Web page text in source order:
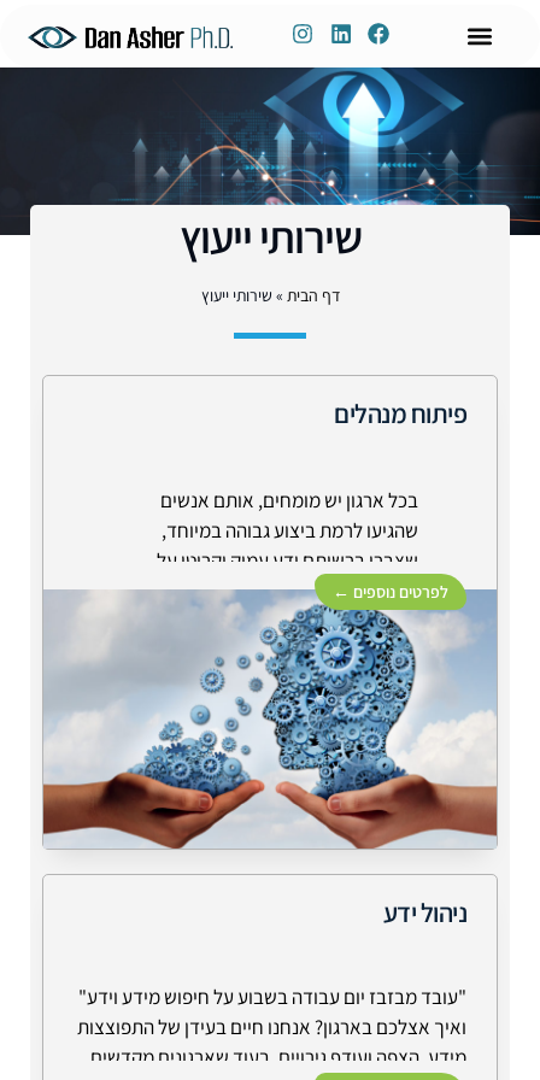
שירותי ייעוץ
דף הבית » שירותי ייעוץ
פיתוח מנהלים
בכל ארגון יש מומחים, אותם אנשים
שהגיעו לרמת ביצוע גבוהה במיוחד,
שצברו ברשותם ידע עמוק וקריטי על
הארגון ודרכי העבודה בארגון. מלקולם
גלדוול הפליא בתיאור שלו את חוק
10,000 השעות, הזמן המינימלי הנדרש
לפיתוח מומחיות. למעשה, מחקרים על
מומחים מראים תמונה הרבה יותר
מורכבת. הידע של מומחים מאורגן
אחרת, הם מסתמכים על סכמות
אוטומטיות ולכן מתקשים לבטא את הידע
שלהם וגם כאשר עושים זאת, הם
איכותי במיוחד (ראו הסבר מה זה ידע
גדול מהמומחים הינם בעלי יכולת
רפלקטיבית וזו נקודת פתיחה טובה
לחילוץ ידע סמוי על דרכי הפעולה שלהם.
ידוע שכדאי לצבור תובנות של מומחים
לפרטים נוספים ←
ניהול ידע
"עובד מבזבז יום עבודה בשבוע על חיפוש מידע וידע"
ואיך אצלכם בארגון? אנחנו חיים בעידן של התפוצצות
מידע, הצפה ועודף גירויים. בעוד שארגונים מקדשים